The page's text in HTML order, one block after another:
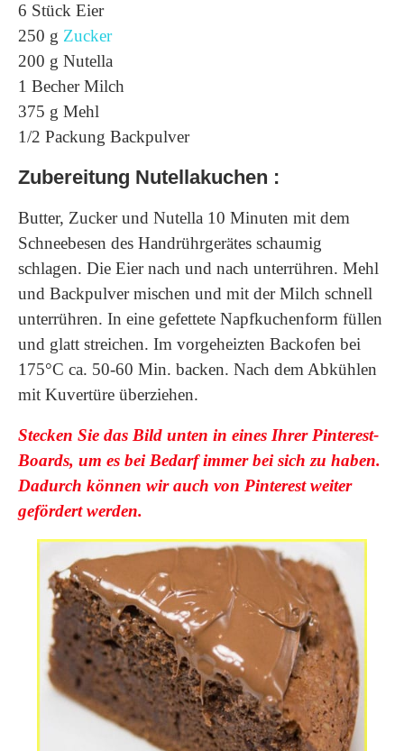
6 Stück Eier
250 g Zucker
200 g Nutella
1 Becher Milch
375 g Mehl
1/2 Packung Backpulver
Zubereitung Nutellakuchen :
Butter, Zucker und Nutella 10 Minuten mit dem
Schneebesen des Handrührgerätes schaumig
schlagen. Die Eier nach und nach unterrühren. Mehl
und Backpulver mischen und mit der Milch schnell
unterrühren. In eine gefettete Napfkuchenform füllen
und glatt streichen. Im vorgeheizten Backofen bei
175°C ca. 50-60 Min. backen. Nach dem Abkühlen
mit Kuvertüre überziehen.
Stecken Sie das Bild unten in eines Ihrer Pinterest-
Boards, um es bei Bedarf immer bei sich zu haben.
Dadurch können wir auch von Pinterest weiter
gefördert werden.